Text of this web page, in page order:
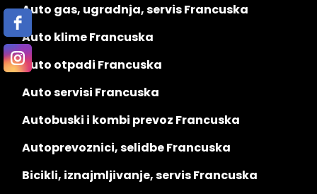
Auto gas, ugradnja, servis Francuska
Auto klime Francuska
Auto otpadi Francuska
Auto servisi Francuska
Autobuski i kombi prevoz Francuska
Autoprevoznici, selidbe Francuska
Bicikli, iznajmljivanje, servis Francuska